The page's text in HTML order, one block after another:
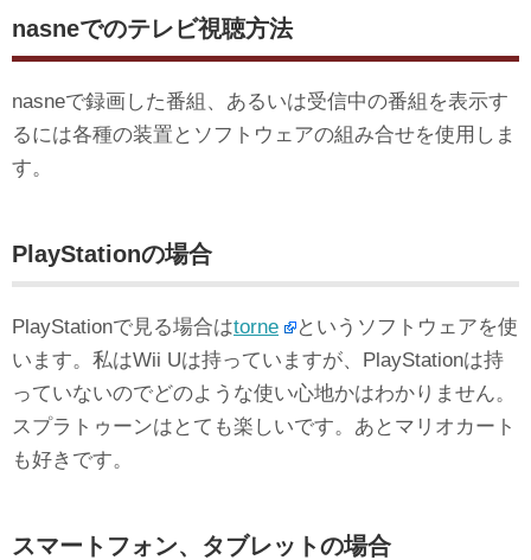
nasneでのテレビ視聴方法
nasneで録画した番組、あるいは受信中の番組を表示す
るには各種の装置とソフトウェアの組み合せを使用しま
す。
PlayStationの場合
PlayStationで見る場合はtorne
というソフトウェアを使
います。私はWii Uは持っていますが、PlayStationは持
っていないのでどのような使い心地かはわかりません。
スプラトゥーンはとても楽しいです。あとマリオカート
も好きです。
スマートフォン、タブレットの場合